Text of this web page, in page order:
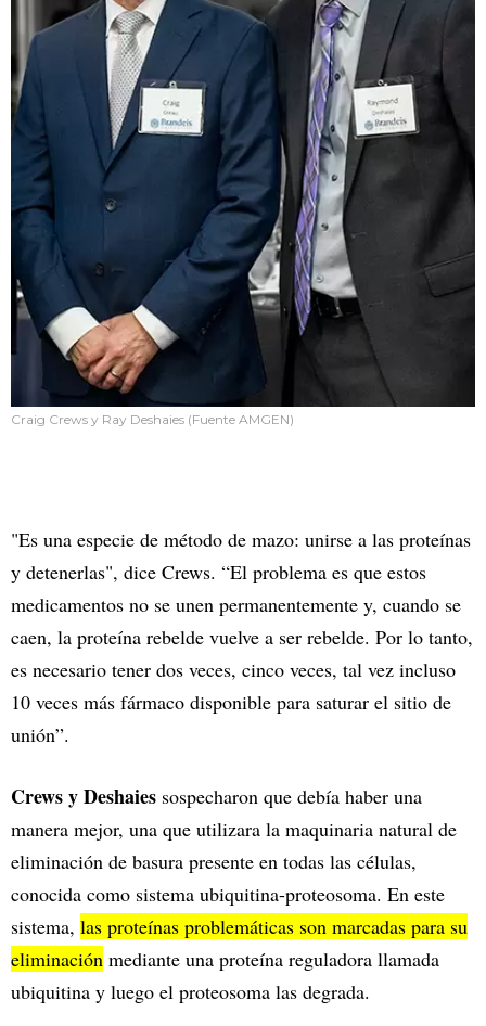
Craig Crews y Ray Deshaies (Fuente AMGEN)
"Es una especie de método de mazo: unirse a las proteínas
y detenerlas", dice Crews. “El problema es que estos
medicamentos no se unen permanentemente y, cuando se
caen, la proteína rebelde vuelve a ser rebelde. Por lo tanto,
es necesario tener dos veces, cinco veces, tal vez incluso
10 veces más fármaco disponible para saturar el sitio de
unión”.
Crews y Deshaies sospecharon que debía haber una
manera mejor, una que utilizara la maquinaria natural de
eliminación de basura presente en todas las células,
conocida como sistema ubiquitina-proteosoma. En este
sistema, las proteínas problemáticas son marcadas para su
eliminación mediante una proteína reguladora llamada
ubiquitina y luego el proteosoma las degrada.